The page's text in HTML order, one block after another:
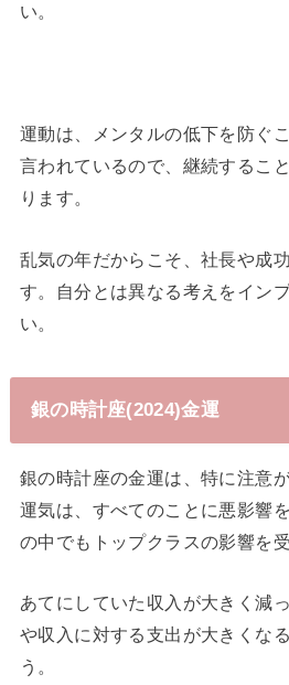
い。
運動は、メンタルの低下を防ぐ
言われているので、継続するこ
ります。
乱気の年だからこそ、社長や成
す。自分とは異なる考えをイン
い。
銀の時計座(2024)金運
銀の時計座の金運は、特に注意
運気は、すべてのことに悪影響
の中でもトップクラスの影響を受
あてにしていた収入が大きく減
や収入に対する支出が大きくな
う。